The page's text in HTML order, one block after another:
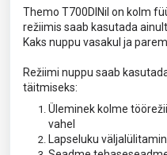
Themo T700DINil on kolm
režiimis saab kasutada
Kaks nuppu vasakul ja
Režiimi nuppu saab
täitmiseks:
Üleminek kolme
vahel
Lapseluku